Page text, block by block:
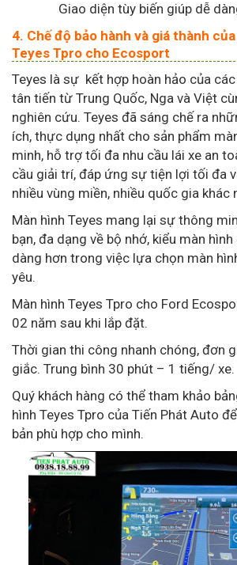
Giao diện tùy biến giúp dễ
4. Chế độ bảo hành và giá thành
Teyes Tpro cho Ecosport
Teyes là sự kết hợp hoàn hảo của
tân tiến từ Trung Quốc, Nga và Việt
nghiên cứu. Teyes đã sáng chế ra
ích, thực dụng nhất cho sản phẩm
minh, hỗ trợ tối đa nhu cầu lái xe an
cầu giải trí, đáp ứng sự tiện lợi tối đa
nhiều vùng miền, nhiều quốc gia khác
Màn hình Teyes mang lại sự thông
bạn, đa dạng về bộ nhớ, kiểu màn
dàng hơn trong việc lựa chọn màn
yêu.
Màn hình Teyes Tpro cho Ford
02 năm sau khi lắp đặt.
Thời gian thi công nhanh chóng, đơn
giắc. Trung bình 30 phút – 1 tiếng/ xe.
Quý khách hàng có thể tham khảo
hình Teyes Tpro của Tiến Phát Auto
bản phù hợp cho mình.